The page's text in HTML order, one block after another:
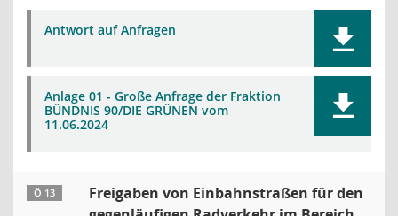
Antwort auf Anfragen
Anlage 01 - Große Anfrage der Fraktion
BÜNDNIS 90/DIE GRÜNEN vom
11.06.2024
Ö 13
Freigaben von Einbahnstraßen für den